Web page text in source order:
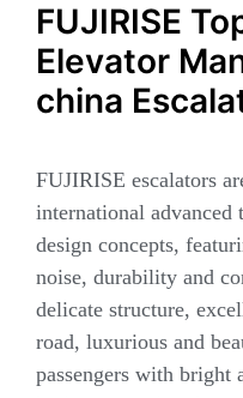
FUJIRISE
Elevator
china
FUJIRISE escalators
international advanced
design concepts,
noise, durability and
delicate structure,
road, luxurious and
passengers with bright